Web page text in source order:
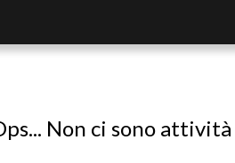
Non ci sono